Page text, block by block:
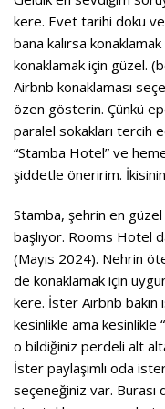
kere. Evet tarihi doku ve
bana kalırsa
konaklamak için güzel.
Airbnb konaklaması
özen gösterin. Çünkü
paralel sokakları tercih
“Stamba Hotel” ve
şiddetle öneririm.
Stamba, şehrin en
başlıyor. Rooms Hotel
(Mayıs 2024). Nehrin
de konaklamak için
kere. İster Airbnb
kesinlikle ama kesinlikle
o bildiğiniz perdeli alt
İster paylaşımlı oda
seçeneğiniz var.